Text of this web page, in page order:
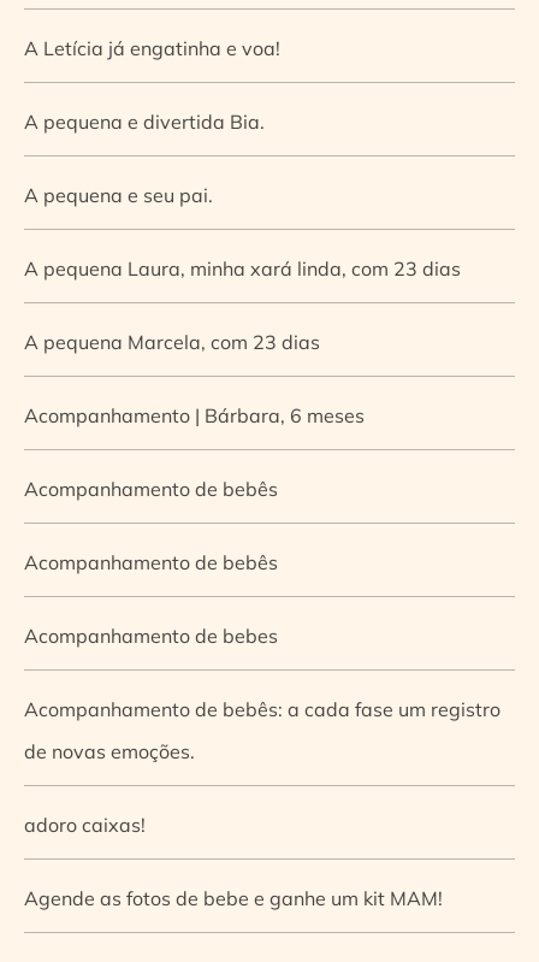
A Letícia já engatinha e voa!
A pequena e divertida Bia.
A pequena e seu pai.
A pequena Laura, minha xará linda, com 23 dias
A pequena Marcela, com 23 dias
Acompanhamento | Bárbara, 6 meses
Acompanhamento de bebês
Acompanhamento de bebês
Acompanhamento de bebes
Acompanhamento de bebês: a cada fase um registro
de novas emoções.
adoro caixas!
Agende as fotos de bebe e ganhe um kit MAM!